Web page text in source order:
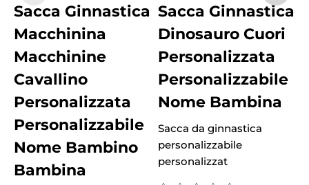
Sacca Ginnastica
Macchinina
Macchinine
Cavallino
Personalizzata
Personalizzabile
Nome Bambino
Bambina
Sacca Ginnastica
Dinosauro Cuori
Personalizzata
Personalizzabile
Nome Bambina
Sacca da ginnastica
personalizzabile
personalizzat